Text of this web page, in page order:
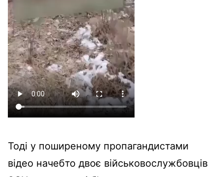
Тоді у поширеному пропагандистами
відео начебто двоє військовослужбовців